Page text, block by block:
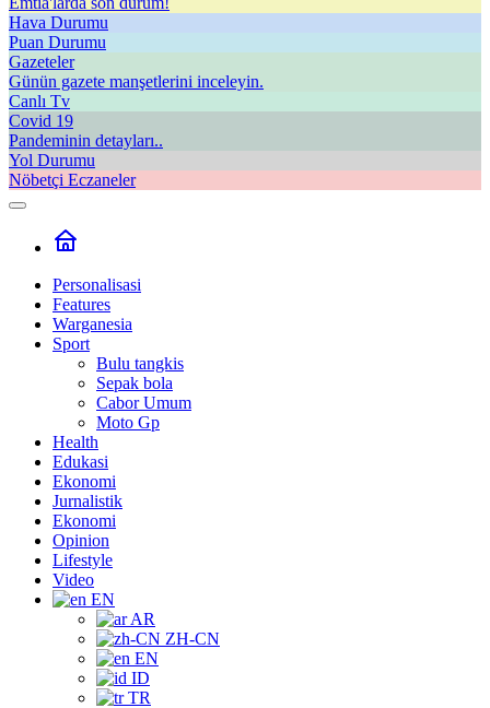
Hava Durumu
Puan Durumu
Gazeteler
Günün gazete manşetlerini inceleyin.
Canlı Tv
Covid 19
Pandeminin detayları..
Yol Durumu
Nöbetçi Eczaneler
Personalisasi
Features
Warganesia
Sport
Bulu tangkis
Sepak bola
Cabor Umum
Moto Gp
Health
Edukasi
Ekonomi
Jurnalistik
Ekonomi
Opinion
Lifestyle
Video
EN
AR
ZH-CN
EN
ID
TR